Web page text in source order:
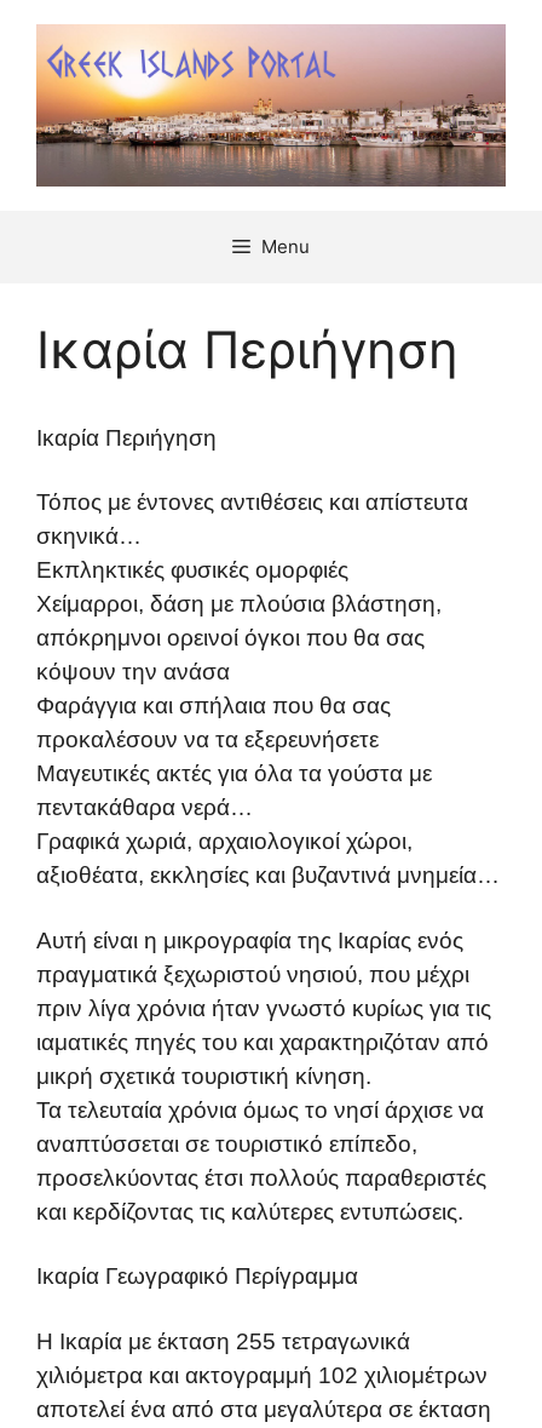
περιεχόμενο
Menu
Ικαρία Περιήγηση
Ικαρία Περιήγηση
Τόπος με έντονες αντιθέσεις και απίστευτα
σκηνικά…
Εκπληκτικές φυσικές ομορφιές
Χείμαρροι, δάση με πλούσια βλάστηση,
απόκρημνοι ορεινοί όγκοι που θα σας
κόψουν την ανάσα
Φαράγγια και σπήλαια που θα σας
προκαλέσουν να τα εξερευνήσετε
Μαγευτικές ακτές για όλα τα γούστα με
πεντακάθαρα νερά…
Γραφικά χωριά, αρχαιολογικοί χώροι,
αξιοθέατα, εκκλησίες και βυζαντινά μνημεία…
Αυτή είναι η μικρογραφία της Ικαρίας ενός
πραγματικά ξεχωριστού νησιού, που μέχρι
πριν λίγα χρόνια ήταν γνωστό κυρίως για τις
ιαματικές πηγές του και χαρακτηριζόταν από
μικρή σχετικά τουριστική κίνηση.
Τα τελευταία χρόνια όμως το νησί άρχισε να
αναπτύσσεται σε τουριστικό επίπεδο,
προσελκύοντας έτσι πολλούς παραθεριστές
και κερδίζοντας τις καλύτερες εντυπώσεις.
Ικαρία Γεωγραφικό Περίγραμμα
Η Ικαρία με έκταση 255 τετραγωνικά
χιλιόμετρα και ακτογραμμή 102 χιλιομέτρων
αποτελεί ένα από στα μεγαλύτερα σε έκταση